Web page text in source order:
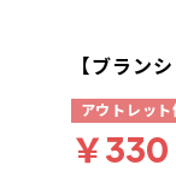
【ブラン
アウトレット
￥330